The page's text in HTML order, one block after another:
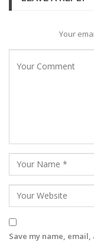
Your
Save my name,